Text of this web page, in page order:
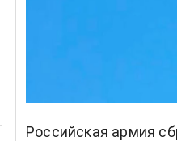
Российская армия